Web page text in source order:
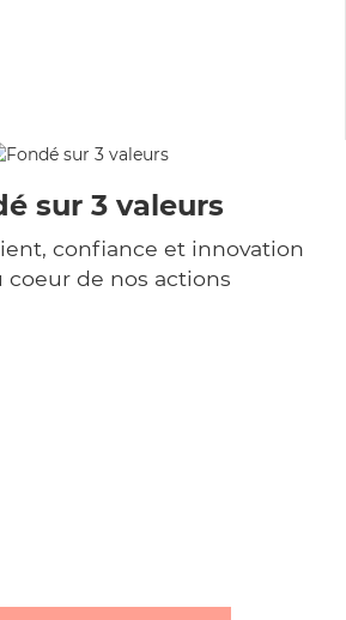
sur 3 valeurs
confiance et innovation
coeur de nos actions